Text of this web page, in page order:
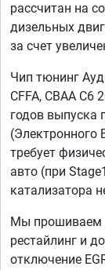
рассчитан на
дизельных
за счет
Чип тюнинг
CFFA, CBAA C6
годов выпуска
(Электронного
требует
авто (при
катализатора
Мы прошиваем
рестайлинг и
отключение